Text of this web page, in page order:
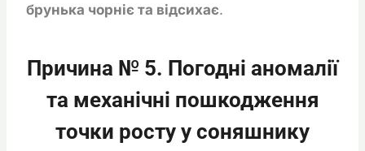
брунька чорніє та відсихає.
Причина № 5. Погодні аномалії
та механічні пошкодження
точки росту у соняшнику